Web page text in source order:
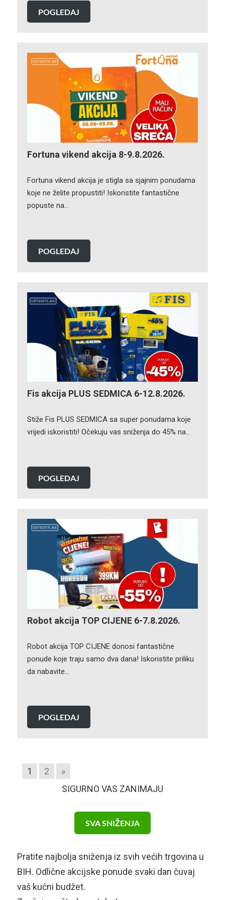
POGLEDAJ
Fortuna vikend akcija 8-9.8.2026.
Fortuna vikend akcija je stigla sa sjajnim ponudama
koje ne želite propustiti! Iskoristite fantastične
popuste na…
POGLEDAJ
Fis akcija PLUS SEDMICA 6-12.8.2026.
Stiže Fis PLUS SEDMICA sa super ponudama koje
vrijedi iskoristiti! Očekuju vas sniženja do 45% na…
POGLEDAJ
Robot akcija TOP CIJENE 6-7.8.2026.
Robot akcija TOP CIJENE donosi fantastične
ponude koje traju samo dva dana! Iskoristite priliku
da nabavite…
POGLEDAJ
1 2
»
SIGURNO VAS ZANIMAJU
SVA SNIŽENJA
Pratite najbolja sniženja iz svih većih trgovina u
BIH. Odlične akcijske ponude svaki dan čuvaj
vaš kućni budžet.